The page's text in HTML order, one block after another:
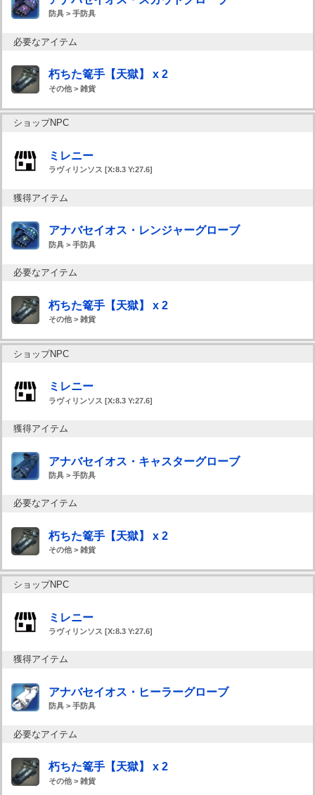
防具 > 手防具
必要なアイテム
朽ちた篭手【天獄】 x 2
その他 > 雑貨
ショップNPC
ミレニー
ラヴィリンソス [X:8.3 Y:27.6]
獲得アイテム
アナバセイオス・レンジャーグローブ
防具 > 手防具
必要なアイテム
朽ちた篭手【天獄】 x 2
その他 > 雑貨
ショップNPC
ミレニー
ラヴィリンソス [X:8.3 Y:27.6]
獲得アイテム
アナバセイオス・キャスターグローブ
防具 > 手防具
必要なアイテム
朽ちた篭手【天獄】 x 2
その他 > 雑貨
ショップNPC
ミレニー
ラヴィリンソス [X:8.3 Y:27.6]
獲得アイテム
アナバセイオス・ヒーラーグローブ
防具 > 手防具
必要なアイテム
朽ちた篭手【天獄】 x 2
その他 > 雑貨